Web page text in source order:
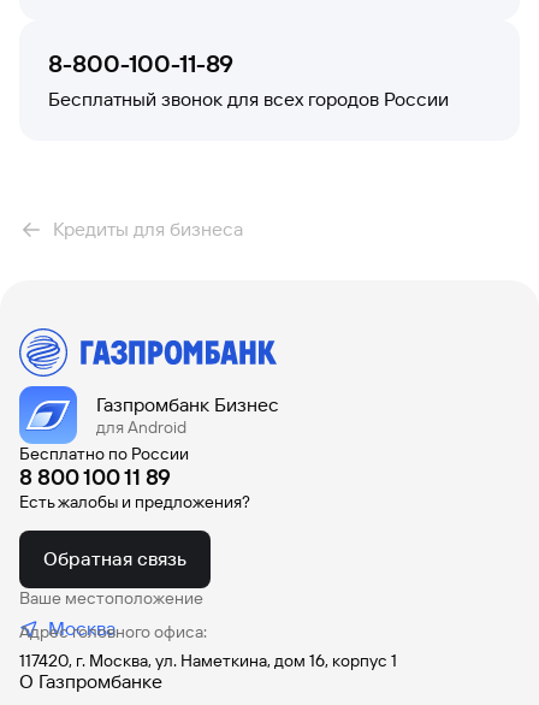
8-800-100-11-89
Бесплатный звонок для всех городов России
Кредиты для бизнеса
Газпромбанк Бизнес
для Android
Бесплатно по России
8 800 100 11 89
Есть жалобы и предложения?
Обратная связь
Ваше местоположение
Москва
Адрес головного офиса:
117420, г. Москва, ул. Наметкина, дом 16, корпус 1
О Газпромбанке